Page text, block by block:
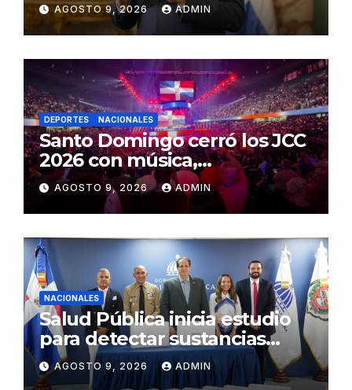
SCJ
AGOSTO 9, 2026 ADMIN
DEPORTES NACIONALES
Santo Domingo cerró los JCC
2026 con música,
reconocimientos y alegría
AGOSTO 9, 2026 ADMIN
NACIONALES
Salud Pública inicia estudio
para detectar sustancias
psicoactivas en conductores
accidentados
AGOSTO 9, 2026 ADMIN